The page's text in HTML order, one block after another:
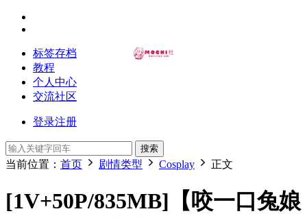
标签存档
教程
个人中心
交流社区
登录注册
搜索
当前位置： 首页 剧情类型 Cosplay 正文
[1V+50P/835MB]【咬一口兔娘